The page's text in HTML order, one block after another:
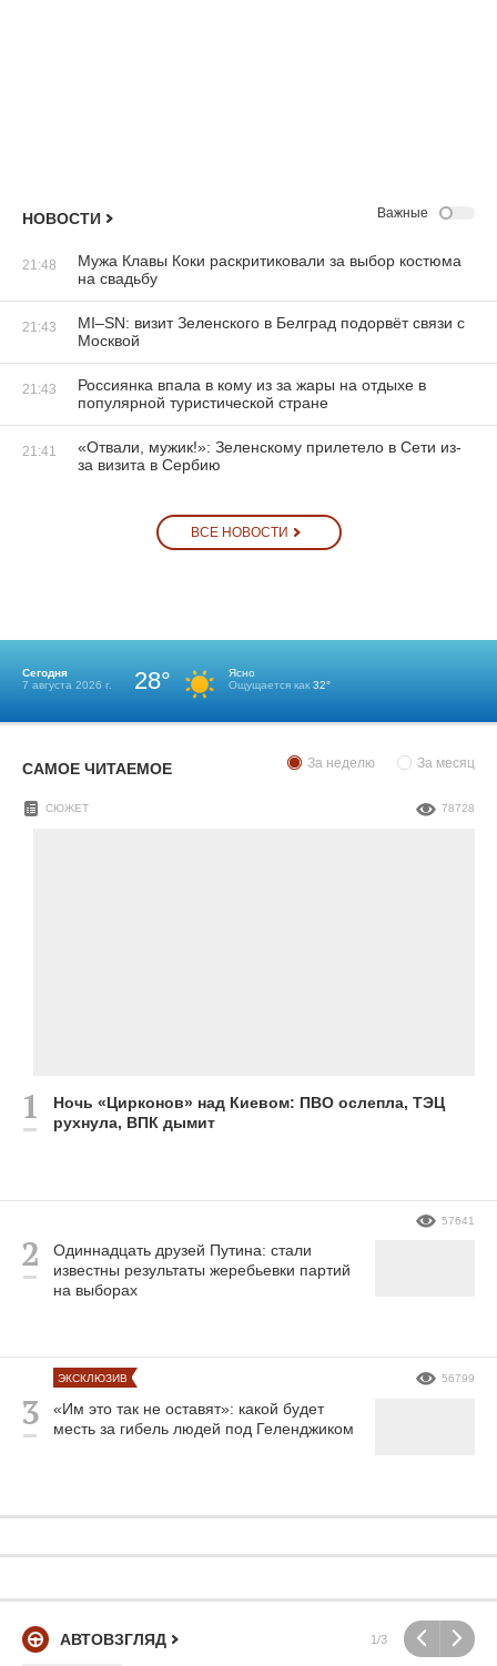
НОВОСТИ Важные
21:48
Мужа Клавы Коки раскритиковали за выбор костюма
на свадьбу
21:43
MI–SN: визит Зеленского в Белград подорвёт связи с
Москвой
21:43
Россиянка впала в кому из за жары на отдыхе в
популярной туристической стране
21:41
«Отвали, мужик!»: Зеленскому прилетело в Сети из-
за визита в Сербию
ВСЕ НОВОСТИ
Сегодня
7 августа 2026 г.
28°
Ясно
Ощущается как 32°
САМОЕ ЧИТАЕМОЕ За неделю За месяц
Ночь «Цирконов» над Киевом: ПВО ослепла, ТЭЦ
рухнула, ВПК дымит
СЮЖЕТ 78728
Одиннадцать друзей Путина: стали
известны результаты жеребьевки партий
на выборах
57641
«Им это так не оставят»: какой будет
месть за гибель людей под Геленджиком
ЭКСКЛЮЗИВ 56799
АВТОВЗГЛЯД 1/3